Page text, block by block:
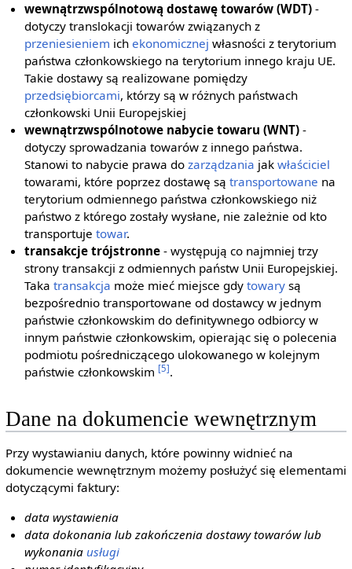
wewnątrzwspólnotową dostawę towarów (WDT) -
dotyczy translokacji towarów związanych z
przeniesieniem ichekonomicznej własności z terytorium
państwa członkowskiego na terytorium innego kraju UE.
Takie dostawy są realizowane pomiędzy
przedsiębiorcami, którzy są w różnych państwach
członkowski Unii Europejskiej
wewnątrzwspólnotowe nabycie towaru (WNT) -
dotyczy sprowadzania towarów z innego państwa.
Stanowi to nabycie prawa dozarządzania jakwłaściciel
towarami, które poprzez dostawę sątransportowane na
terytorium odmiennego państwa członkowskiego niż
państwo z którego zostały wysłane, nie zależnie od kto
transportujetowar.
transakcje trójstronne - występują co najmniej trzy
strony transakcji z odmiennych państw Unii Europejskiej.
Takatransakcja może mieć miejsce gdytowary są
bezpośrednio transportowane od dostawcy w jednym
państwie członkowskim do definitywnego odbiorcy w
innym państwie członkowskim, opierając się o polecenia
podmiotu pośredniczącego ulokowanego w kolejnym
państwie członkowskim [5].
Dane na dokumencie wewnętrznym
Przy wystawianiu danych, które powinny widnieć na
dokumencie wewnętrznym możemy posłużyć się elementami
dotyczącymi faktury:
data wystawienia
data dokonania lub zakończenia dostawy towarów lub
wykonaniausługi